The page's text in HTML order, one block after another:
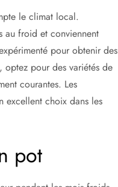
le climat local.
au froid et conviennent
pour obtenir des
pour des variétés de
courantes. Les
excellent choix dans les
pot